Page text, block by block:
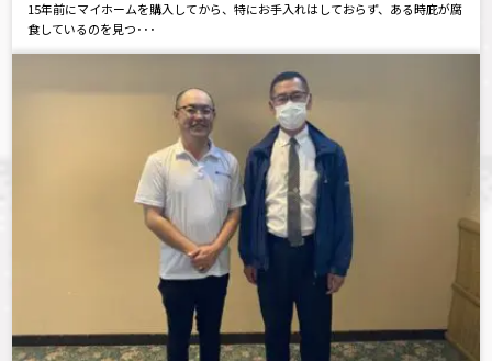
15年前にマイホームを購入してから、特にお手入れはしておらず、ある時庇が腐
食しているのを見つ･･･